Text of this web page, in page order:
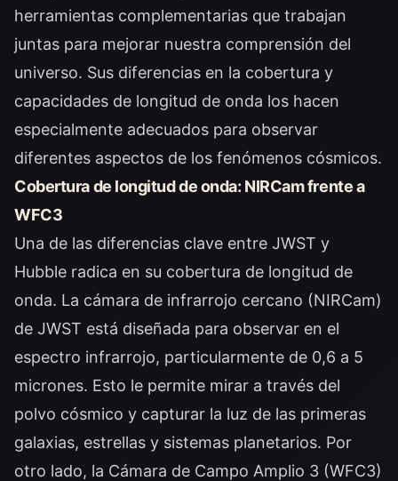
herramientas complementarias que trabajan
juntas para mejorar nuestra comprensión del
universo. Sus diferencias en la cobertura y
capacidades de longitud de onda los hacen
especialmente adecuados para observar
diferentes aspectos de los fenómenos cósmicos.
Cobertura de longitud de onda: NIRCam frente a
WFC3
Una de las diferencias clave entre JWST y
Hubble radica en su cobertura de longitud de
onda. La cámara de infrarrojo cercano (NIRCam)
de JWST está diseñada para observar en el
espectro infrarrojo, particularmente de 0,6 a 5
micrones. Esto le permite mirar a través del
polvo cósmico y capturar la luz de las primeras
galaxias, estrellas y sistemas planetarios. Por
otro lado, la Cámara de Campo Amplio 3 (WFC3)